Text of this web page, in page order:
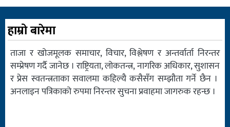
हाम्रो बारेमा
ताजा र खोजमूलक समाचार, विचार, विश्लेषण र अन्तर्वार्ता निरन्तर
सम्प्रेषण गर्दै जानेछ । राष्ट्रियता, लोकतन्त्र, नागरिक अधिकार, सुशासन
र प्रेस स्वतन्त्रताका सवालमा कहिल्यै कसैसँग सम्झौता गर्ने छैन ।
अनलाइन पत्रिकाको रुपमा निरन्तर सुचना प्रवाहमा जागरुक रहन्छ ।